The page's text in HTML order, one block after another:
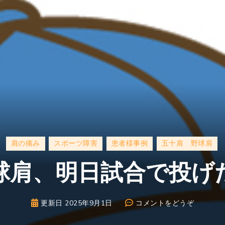
肩の痛み スポーツ障害 患者様事例 五十肩 野球肩
肩、明日試合で投げ
更新日 2025年9月1日 コメントをどうぞ(野